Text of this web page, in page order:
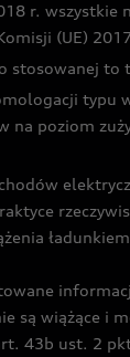
r. wszystkie
(UE)
stosowanej to
typu
na poziom
są wiążące i
43b ust. 2